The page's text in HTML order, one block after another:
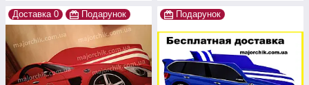
Доставка 0 Подарунок Подарунок